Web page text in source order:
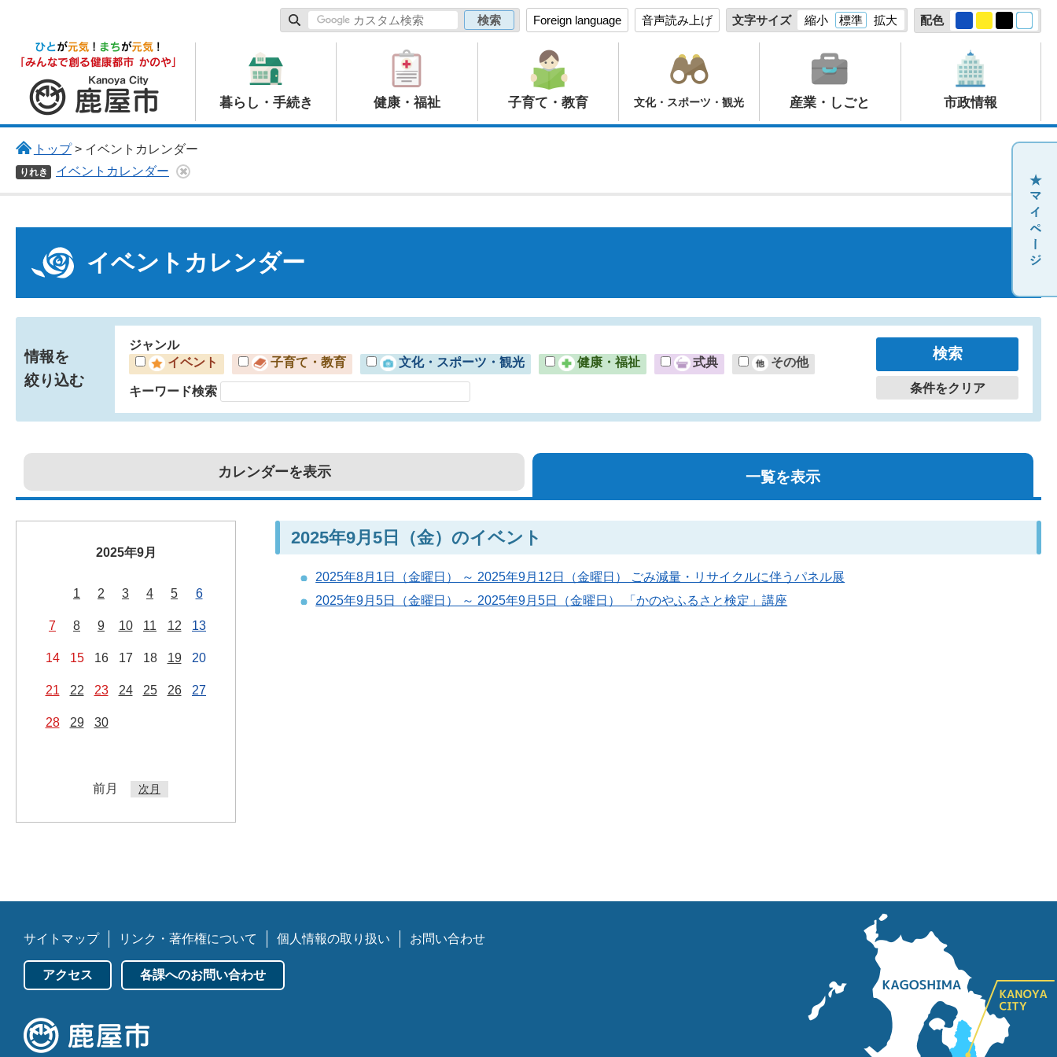
Foreign language 音声読み上げ 文字サイズ 縮小 標準 拡大 配色
鹿屋市
暮らし・手続き 健康・福祉 子育て・教育 文化・スポーツ・観光 産業・しごと 市政情報
トップ> イベントカレンダー
りれき イベントカレンダー
イベントカレンダー
情報を
絞り込む
ジャンル
イベント
子育て・教育 文化・スポーツ・観光 健康・福祉 式典 その他
キーワード検索 条件をクリア
カレンダーを表示 一覧を表示
2025年9月
1 2 3 4 5 6
7 8 9 10 11 12 13
14 15 16 17 18 19 20
21 22 23 24 25 26 27
28 29 30
前月 次月
2025年9月5日（金）のイベント
2025年8月1日（金曜日） ～ 2025年9月12日（金曜日） ごみ減量・リサイクルに伴うパネル展
2025年9月5日（金曜日） ～ 2025年9月5日（金曜日） 「かのやふるさと検定」講座
サイトマップ リンク・著作権について 個人情報の取り扱い お問い合わせ
アクセス 各課へのお問い合わせ